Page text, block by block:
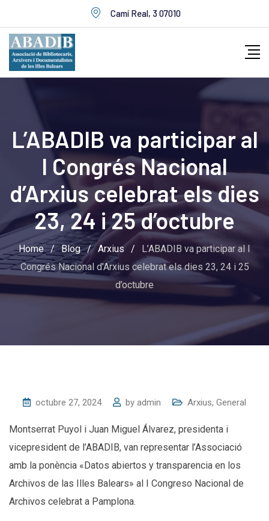
to
content
Camí Real, 3 07010
L’ABADIB va participar al
I Congrés Nacional
d’Arxius celebrat els dies
23, 24 i 25 d’octubre
Home / Blog / Arxius /
L’ABADIB va participar al I
Congrés Nacional d’Arxius celebrat els dies 23, 24 i 25
d’octubre
octubre 27, 2024 by admin Arxius, General
Montserrat Puyol i Juan Miguel Álvarez, presidenta i
vicepresident de l’ABADIB, van representar l’Associació
amb la ponència «Datos abiertos y transparencia en los
Archivos de las Illes Balears» al I Congreso Nacional de
Archivos celebrat a Pamplona.